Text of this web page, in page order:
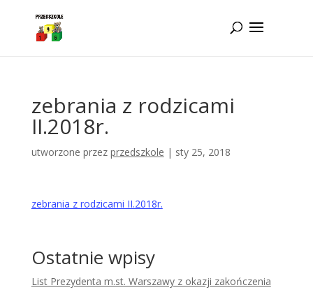
zebrania z rodzicami
II.2018r.
utworzone przez przedszkole | sty 25, 2018
zebrania z rodzicami II.2018r.
Ostatnie wpisy
List Prezydenta m.st. Warszawy z okazji zakończenia